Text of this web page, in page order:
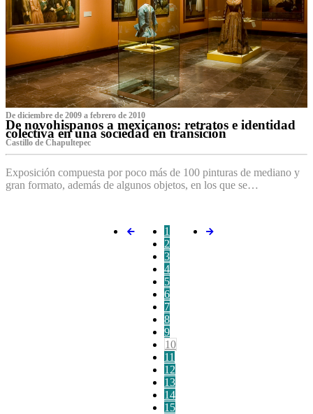
De diciembre de 2009 a febrero de 2010
De novohispanos a mexicanos: retratos e identidad
colectiva en una sociedad en transición
Castillo de Chapultepec
Exposición compuesta por poco más de 100 pinturas de mediano y
gran formato, además de algunos objetos, en los que se…
1
2
3
4
5
6
7
8
9
10
11
12
13
14
15